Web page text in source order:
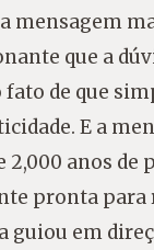
mensagem
que a
fato de que
E a
2,000 anos
pronta para
guiou em